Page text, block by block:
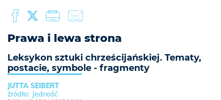
Prawa i lewa strona
Leksykon sztuki chrześcijańskiej. Tematy,
postacie, symbole - fragmenty
JUTTA SEIBERT
Jedność